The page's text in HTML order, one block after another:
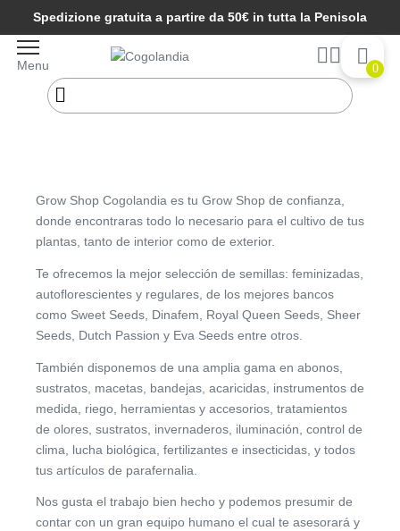
Spedizione gratuita a partire da 50€ in tutta la Penisola
Menu 0
Grow Shop Cogolandia es tu Grow Shop de confianza,
donde encontraras todo lo necesario para el cultivo de tus
plantas, tanto de interior como de exterior.
Te ofrecemos la mejor selección de semillas: feminizadas,
autoflorescientes y regulares, de los mejores bancos
como Sweet Seeds, Dinafem, Royal Queen Seeds, Sheer
Seeds, Dutch Passion y Eva Seeds entre otros.
También disponemos de una amplia gama en abonos,
sustratos, macetas, bandejas, acaricidas, instrumentos de
medida, riego, herramientas y accesorios, tratamientos
de olores, sustratos, invernaderos, iluminación, control de
clima, lucha biológica, fertilizantes e insecticidas, y todos
tus artículos de parafernalia.
Nos gusta el trabajo bien hecho y podemos presumir de
contar con un gran equipo humano el cual te asesorará y